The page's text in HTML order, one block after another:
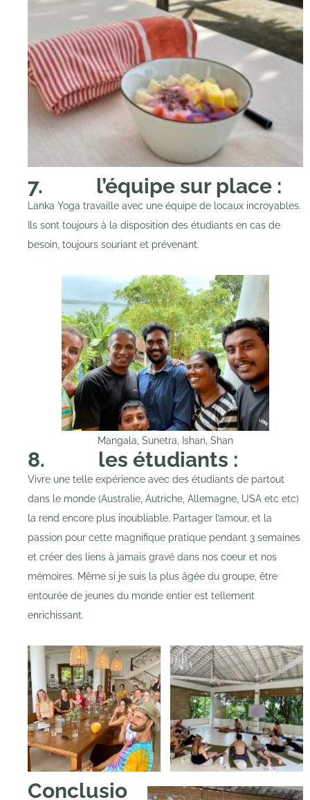
7. l’équipe sur place :
Lanka Yoga travaille avec une équipe de locaux incroyables.
Ils sont toujours à la disposition des étudiants en cas de
besoin, toujours souriant et prévenant.
Mangala, Sunetra, Ishan, Shan
8. les étudiants :
Vivre une telle expérience avec des étudiants de partout
dans le monde (Australie, Autriche, Allemagne, USA etc etc)
la rend encore plus inoubliable. Partager l’amour, et la
passion pour cette magnifique pratique pendant 3 semaines
et créer des liens à jamais gravé dans nos coeur et nos
mémoires. Même si je suis la plus âgée du groupe, être
entourée de jeunes du monde entier est tellement
enrichissant.
Conclusio